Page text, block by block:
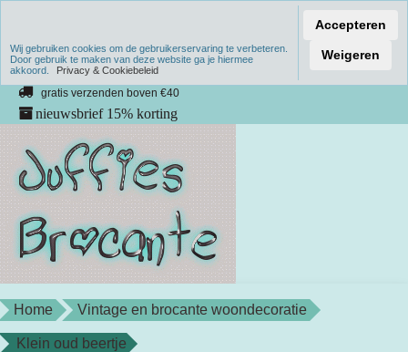
Verzenden binnen 1 werkdag
unieke producten
gratis verzenden boven €40
nieuwsbrief 15% korting
Home Vintage en brocante woondecoratie
Klein oud beertje
Wij gebruiken cookies om de gebruikerservaring te verbeteren.
Door gebruik te maken van deze website ga je hiermee
akkoord.
Privacy & Cookiebeleid
Accepteren
Weigeren